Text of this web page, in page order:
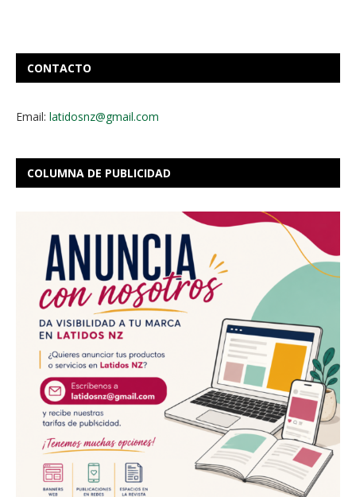
CONTACTO
Email: latidosnz@gmail.com
COLUMNA DE PUBLICIDAD